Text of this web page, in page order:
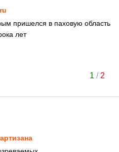
пришелся в паховую область
лет
1 / 2